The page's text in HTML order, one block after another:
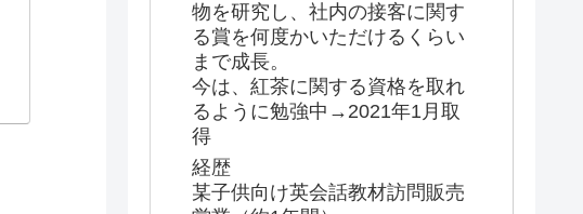
物を研究し、社内の接客に関す
る賞を何度かいただけるくらい
まで成長。
今は、紅茶に関する資格を取れ
るように勉強中→2021年1月取
得
経歴
某子供向け英会話教材訪問販売